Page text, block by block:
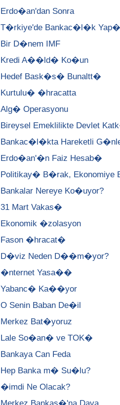
Erdo�an'dan Sonra
T�rkiye'de Bankac�l�k
Bir D�nem IMF
Kredi A��ld� Ko�un
Hedef Bask�s� Bunaltt�
Kurtulu� �hracatta
Alg� Operasyonu
Bireysel Emeklilikte Devlet
Bankac�l�kta Hareketli
Erdo�an'�n Faiz Hesab�
Politikay� B�rak, Ekonomiye
Bankalar Nereye Ko�uyor?
31 Mart Vakas�
Ekonomik �zolasyon
Fason �hracat�
D�viz Neden D��m�yor?
�nternet Yasa��
Yabanc� Ka��yor
O Senin Baban De�il
Merkez Bat�yoruz
Lale So�an� ve TOK�
Bankaya Can Feda
Hep Banka m� Su�lu?
�imdi Ne Olacak?